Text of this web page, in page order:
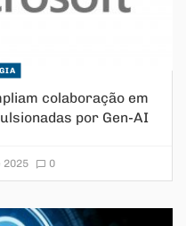
colaboração em
por Gen-AI
2025 0